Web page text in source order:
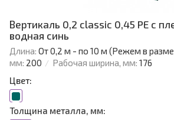
Вертикаль 0,2 classic 0,45 PE с
водная синь
Длина: От 0,2 м - по 10 м (Режем в
мм: 200 Рабочая ширина, мм: 176
Цвет:
Толщина металла, мм: